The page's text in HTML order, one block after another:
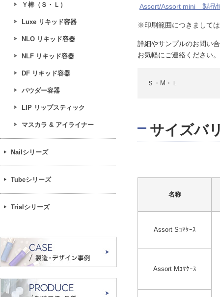
Assort/Assort mini 製品
※印刷範囲につきまして
詳細やサンプルのお問い
お気軽にご連絡ください。
Ｓ・M・Ｌ
サイズバ
名称
Assort Sｺﾏｹｰｽ
Assort Mｺﾏｹｰｽ
Ｙ棒（Ｓ・Ｌ）
Luxe リキッド容器
NLO リキッド容器
NLF リキッド容器
DF リキッド容器
パウダー容器
LIP リップスティック
マスカラ & アイライナー
Nailシリーズ
Tubeシリーズ
Trialシリーズ